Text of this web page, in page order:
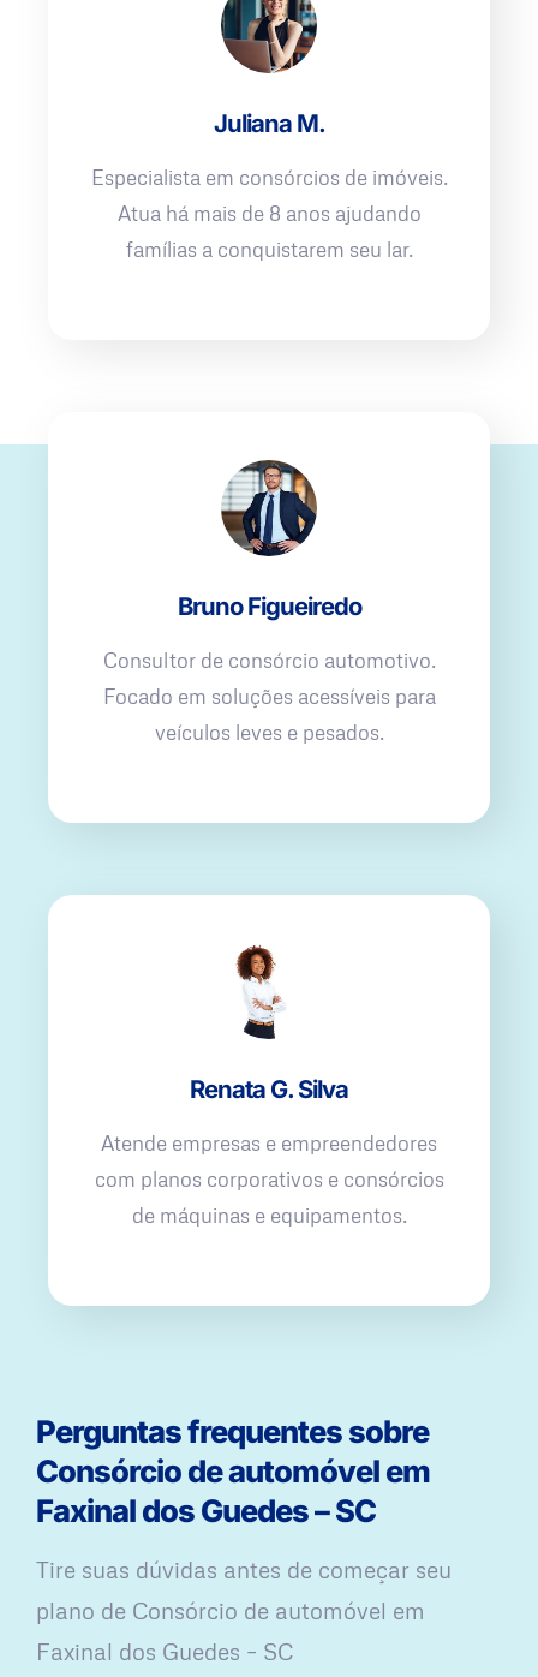
Juliana M.
Especialista em consórcios de imóveis.
Atua há mais de 8 anos ajudando
famílias a conquistarem seu lar.
Bruno Figueiredo
Consultor de consórcio automotivo.
Focado em soluções acessíveis para
veículos leves e pesados.
Renata G. Silva
Atende empresas e empreendedores
com planos corporativos e consórcios
de máquinas e equipamentos.
Perguntas frequentes sobre
Consórcio de automóvel em
Faxinal dos Guedes – SC
Tire suas dúvidas antes de começar seu
plano ​de Consórcio de automóvel em
Faxinal dos Guedes – SC